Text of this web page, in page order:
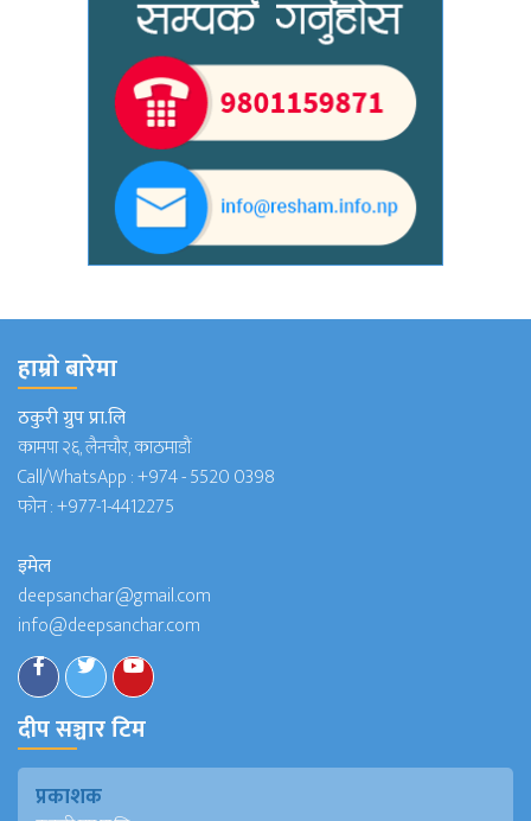
हाम्राे बारेमा
ठकुरी ग्रुप प्रा.लि
कामपा २६, लैनचौर, काठमाडौं
Call/WhatsApp :+974 - 5520 0398
फोन :+977-1-4412275
इमेल
deepsanchar@gmail.com
info@deepsanchar.com
दीप सञ्चार टिम
प्रकाशक